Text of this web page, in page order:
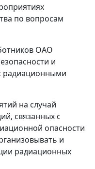
по вопросам
ОАО
и
радиационными
на случай
связанных с
опасности
и
радиационных